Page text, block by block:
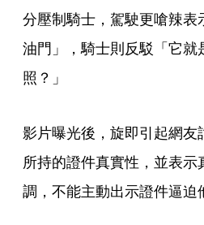
分壓制騎士，駕駛更嗆辣
油門」，騎士則反駁「它
照？」
影片曝光後，旋即引起網
所持的證件真實性，並表
調，不能主動出示證件逼迫